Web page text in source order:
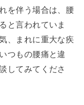
を伴う場合は、腰
と言われていま
、まれに重大な疾
つもの腰痛と違
してみてくださ